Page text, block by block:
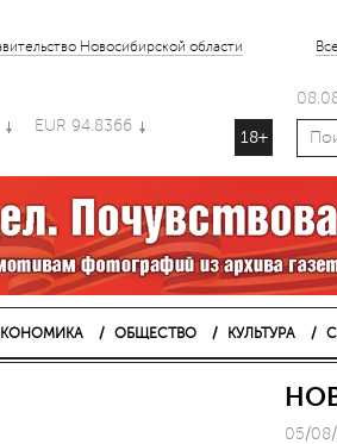
Новосибирской области
EUR 94.8366
18+
ОБЩЕСТВО КУЛЬТУРА
05/